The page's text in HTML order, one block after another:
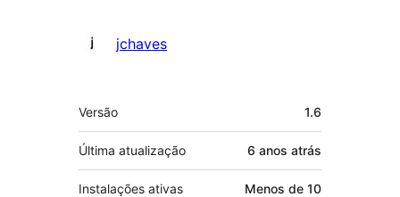
jchaves
Meta
Versão 1.6
Última atualização 6 anos atrás
Instalações ativas Menos de 10